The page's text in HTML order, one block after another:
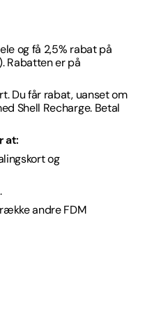
og få 2,5% rabat på
Rabatten er på
Du får rabat, uanset om
Shell Recharge. Betal
at:
og
andre FDM